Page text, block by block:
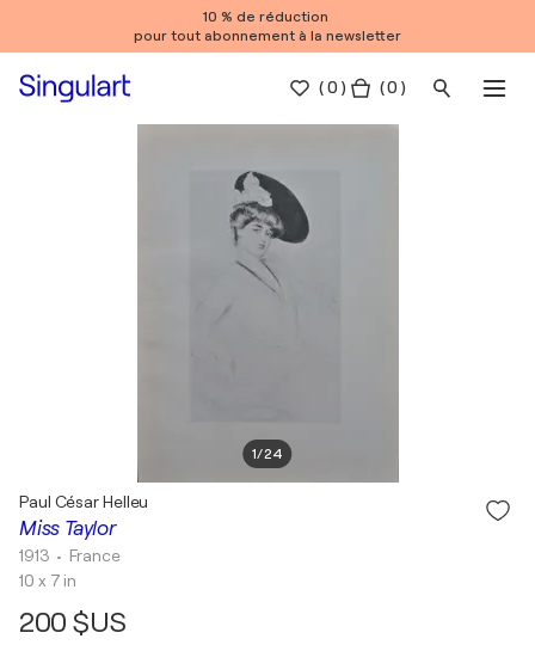
10 % de réduction
pour tout abonnement à la newsletter
(0 ) ( 0 )
1/24
Miss Taylor
Paul César Helleu
1913 • France
10 x 7 in
200 $US